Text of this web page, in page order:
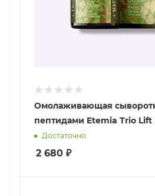
Омолаживающая
пептидами Etemia Trio
Достаточно
2 680 ₽